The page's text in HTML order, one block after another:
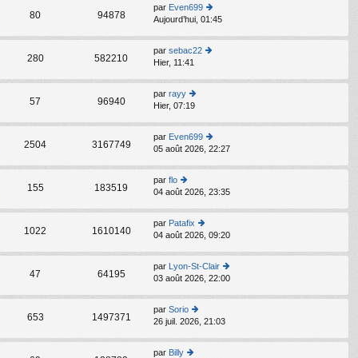
ult
er
le
d
er
s
s
a
e
80 94878
par Even699
o
s
ult
le
er
m
e
s
a
e
Aujourd’hui, 01:45
280 582210
par sebac22
le
d
er
er
e
s
a
e
Hier, 11:41
57 96940
par rayy
o
ult
er
le
er
er
m
e
s
s
a
e
Hier, 07:19
2504 3167749
par Even699
o
er
le
er
er
m
e
s
a
e
05 août 2026, 22:27
155 183519
par flo
o
ult
er
le
d
er
er
m
e
s
s
04 août 2026, 23:35
1022 1610140
par Patafix
o
ult
er
le
d
er
er
04 août 2026, 09:20
47 64195
par Lyon-St-Clair
o
er
le
03 août 2026, 22:00
653 1497371
par Sorio
o
26 juil. 2026, 21:03
par Billy